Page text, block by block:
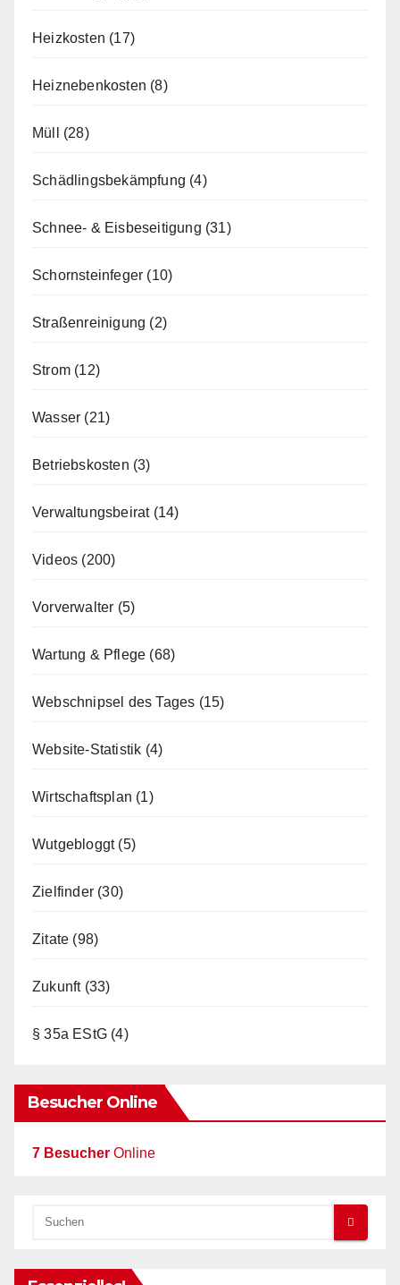
Heizkosten (17)
Heiznebenkosten (8)
Müll (28)
Schädlingsbekämpfung (4)
Schnee- & Eisbeseitigung (31)
Schornsteinfeger (10)
Straßenreinigung (2)
Strom (12)
Wasser (21)
Betriebskosten (3)
Verwaltungsbeirat(14)
Videos (200)
Vorverwalter (5)
Wartung & Pflege (68)
Webschnipsel des Tages (15)
Website-Statistik (4)
Wirtschaftsplan (1)
Wutgebloggt(5)
Zielfinder (30)
Zitate (98)
Zukunft(33)
§ 35a EStG (4)
Besucher Online
7 Besucher Online